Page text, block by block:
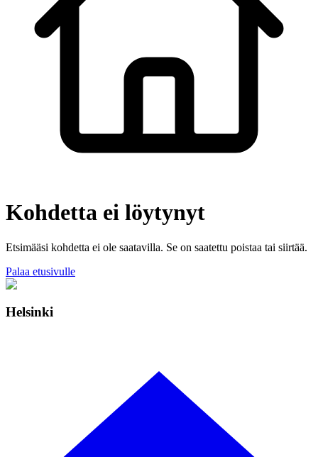
Kohdetta ei löytynyt
Etsimääsi kohdetta ei ole saatavilla. Se on saatettu poistaa tai siirtää.
Palaa etusivulle
Helsinki